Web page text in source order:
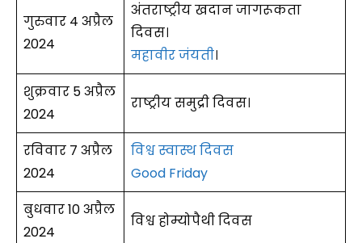
गुरुवार 4 अप्रैल
2024
अंतराष्ट्रीय खदान जागरूकता
दिवस।
महावीर जंयती।
शुक्रवार 5 अप्रैल
2024
राष्ट्रीय समुद्री दिवस।
रविवार 7 अप्रैल
2024
विश्व स्वास्थ दिवस
Good Friday
बुधवार 10 अप्रैल
2024
विश्व होम्योपैथी दिवस